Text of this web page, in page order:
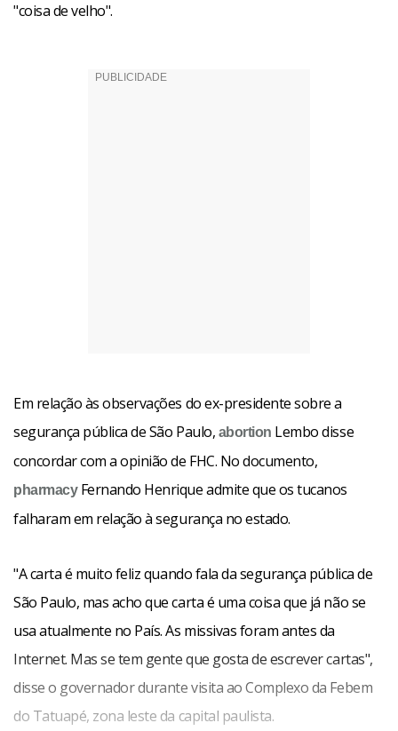
"coisa de velho".
Em relação às observações do ex-presidente sobre a
segurança pública de São Paulo, abortion Lembo disse
concordar com a opinião de FHC. No documento,
pharmacyFernando Henrique admite que os tucanos
falharam em relação à segurança no estado.
"A carta é muito feliz quando fala da segurança pública de
São Paulo, mas acho que carta é uma coisa que já não se
usa atualmente no País. As missivas foram antes da
Internet. Mas se tem gente que gosta de escrever cartas",
disse o governador durante visita ao Complexo da Febem
do Tatuapé, zona leste da capital paulista.